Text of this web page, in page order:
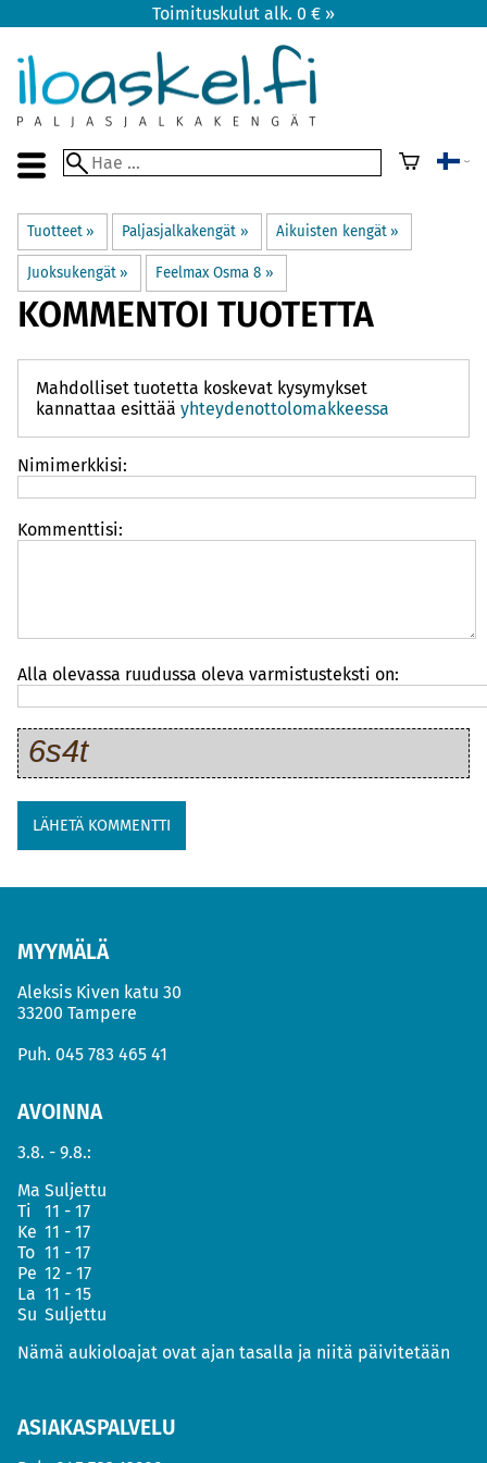
Toimituskulut alk. 0 € »
Tuotteet ‪» Paljasjalkakengät ‪» Aikuisten kengät ‪»
Juoksukengät ‪» Feelmax Osma 8 ‪»
KOMMENTOI TUOTETTA
Mahdolliset tuotetta koskevat kysymykset
kannattaa esittää yhteydenottolomakkeessa
Nimimerkkisi:
Kommenttisi:
Alla olevassa ruudussa oleva varmistusteksti on:
MYYMÄLÄ
Aleksis Kiven katu 30
33200 Tampere
Puh. 045 783 465 41
AVOINNA
3.8. - 9.8.:
Ma Suljettu
Ti
11 - 17
Ke 11 - 17
To 11 - 17
Pe 12 - 17
La 11 - 15
Su Suljettu
Nämä aukioloajat ovat ajan tasalla ja niitä päivitetään
ASIAKASPALVELU